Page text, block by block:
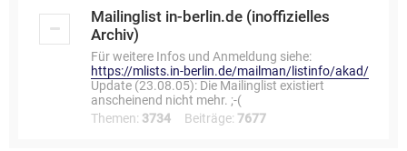
Mailinglist in-berlin.de (inoffizielles
Archiv)
Für weitere Infos und Anmeldung siehe:
https://mlists.in-berlin.de/mailman/listinfo/akad/
Update (23.08.05): Die Mailinglist existiert
anscheinend nicht mehr. ;-(
Themen: 3734 Beiträge: 7677